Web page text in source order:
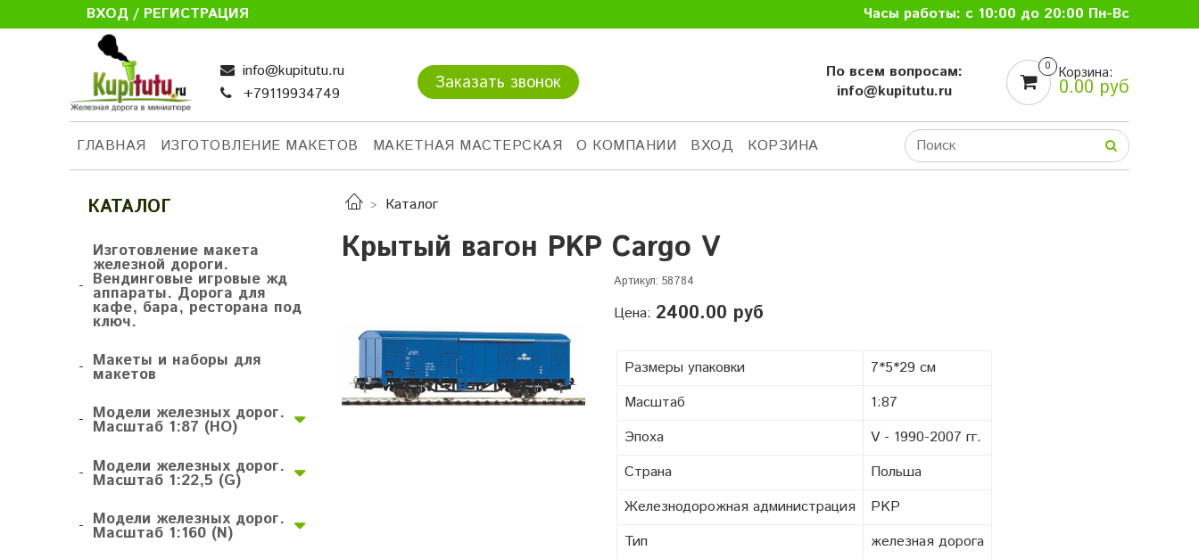
ВХОД / РЕГИСТРАЦИЯ Часы работы: с 10:00 до 20:00 Пн-Вс
info@kupitutu.ru
+79119934749
Заказать звонок
По всем вопросам:
info@kupitutu.ru
0 Корзина:
0.00 руб
ГЛАВНАЯ ИЗГОТОВЛЕНИЕ МАКЕТОВ МАКЕТНАЯ МАСТЕРСКАЯ О КОМПАНИИ ВХОД КОРЗИНА
Каталог
Крытый вагон PKP Cargo V
Артикул: 58784
Цена: 2400.00 руб
Размеры упаковки
7*5*29 см
Масштаб
1:87
Эпоха
V - 1990-2007 гг.
Страна
Польша
Железнодорожная администрация
PKP
Тип
железная дорога
КАТАЛОГ
-
Изготовление макета
железной дороги.
Вендинговые игровые жд
аппараты. Дорога для
кафе, бара, ресторана под
ключ.
- Макеты и наборы для
макетов
- Модели железных дорог.
Масштаб 1:87 (HO)
- Модели железных дорог.
Масштаб 1:22,5 (G)
- Модели железных дорог.
Масштаб 1:160 (N)